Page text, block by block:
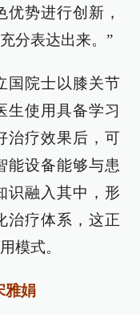
势进行创新，
分表达出来。”
国院士以膝关节
生使用具备学习
治疗效果后，可
能设备能够与患
识融入其中，形
治疗体系，这正
模式。
雅娟